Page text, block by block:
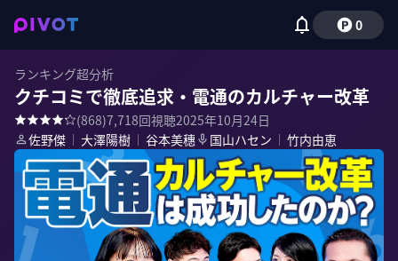
0
ランキング超分析
クチコミで徹底追求・電通のカルチャー改革
(868)7,718回視聴2025年10月24日
佐野傑 ｜ 大澤陽樹 ｜ 谷本美穗 国山ハセン ｜ 竹内由恵